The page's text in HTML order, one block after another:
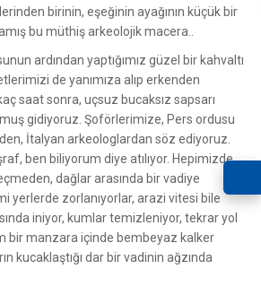
birinin, eşeğinin ayağının küçük bir
bu müthiş arkeolojik macera..
ardından yaptığımız güzel bir kahvaltı
de yanımıza alıp erkenden
saat sonra, uçsuz bucaksız sapsarı
gidiyoruz. Şoförlerimize, Pers ordusu
İtalyan arkeologlardan söz ediyoruz.
ben biliyorum diye atılıyor. Hepimizde
dağlar arasında bir vadiye
yerlerde zorlanıyorlar, arazi vitesi bile
iniyor, kumlar temizleniyor, tekrar yol
bir manzara içinde bembeyaz kalker
kucaklaştığı dar bir vadinin ağzında